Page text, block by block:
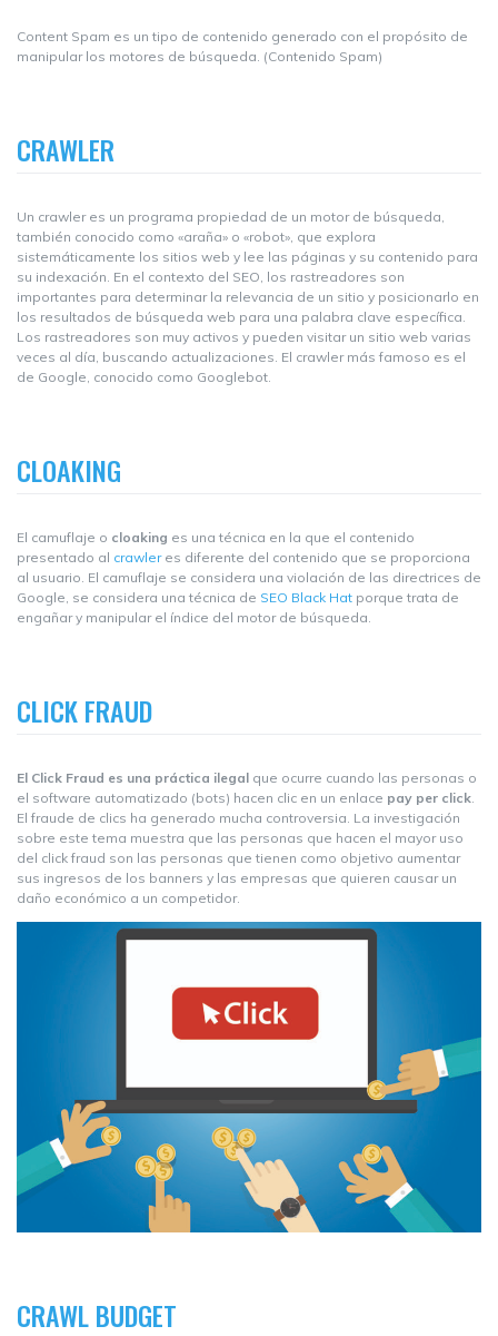
Content Spam es un tipo de contenido generado con el propósito de
manipular los motores de búsqueda. (Contenido Spam)
CRAWLER
Un crawler es un programa propiedad de un motor de búsqueda,
también conocido como «araña» o «robot», que explora
sistemáticamente los sitios web y lee las páginas y su contenido para
su indexación. En el contexto del SEO, los rastreadores son
importantes para determinar la relevancia de un sitio y posicionarlo en
los resultados de búsqueda web para una palabra clave específica.
Los rastreadores son muy activos y pueden visitar un sitio web varias
veces al día, buscando actualizaciones. El crawler más famoso es el
de Google, conocido como Googlebot.
CLOAKING
El camuflaje o cloaking es una técnica en la que el contenido
presentado al crawleres diferente del contenido que se proporciona
al usuario. El camuflaje se considera una violación de las directrices de
Google, se considera una técnica de SEO Black Hat porque trata de
engañar y manipular el índice del motor de búsqueda.
CLICK FRAUD
El Click Fraud es una práctica ilegal que ocurre cuando las personas o
el software automatizado (bots) hacen clic en un enlace pay per click.
El fraude de clics ha generado mucha controversia. La investigación
sobre este tema muestra que las personas que hacen el mayor uso
del click fraud son las personas que tienen como objetivo aumentar
sus ingresos de los banners y las empresas que quieren causar un
daño económico a un competidor.
CRAWL BUDGET